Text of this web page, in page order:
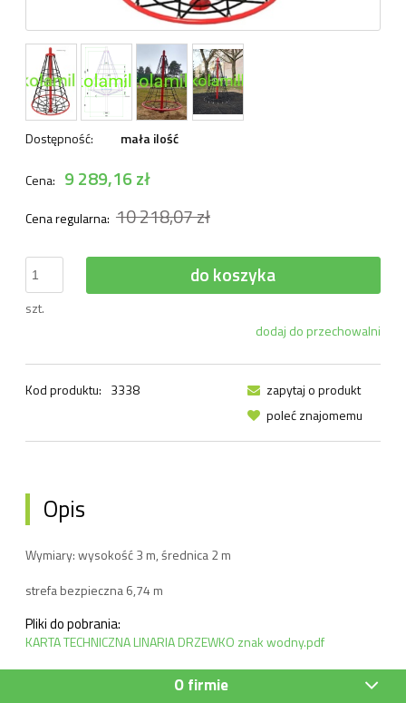
Dostępność: mała ilość
Cena: 9 289,16 zł
Cena regularna: 10 218,07 zł
szt.
do koszyka
dodaj do przechowalni
Kod produktu: 3338
zapytaj o produkt
poleć znajomemu
Opis
Wymiary: wysokość 3 m, średnica 2 m
strefa bezpieczna 6,74 m
Pliki do pobrania:
KARTA TECHNICZNA LINARIA DRZEWKO znak wodny.pdf
O firmie